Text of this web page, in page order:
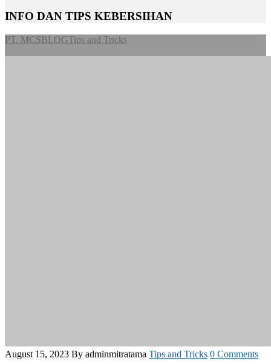
INFO DAN TIPS KEBERSIHAN
PT. MCSBLOGTips and Tricks
August 15, 2023 By adminmitratama Tips and Tricks 0 Comments